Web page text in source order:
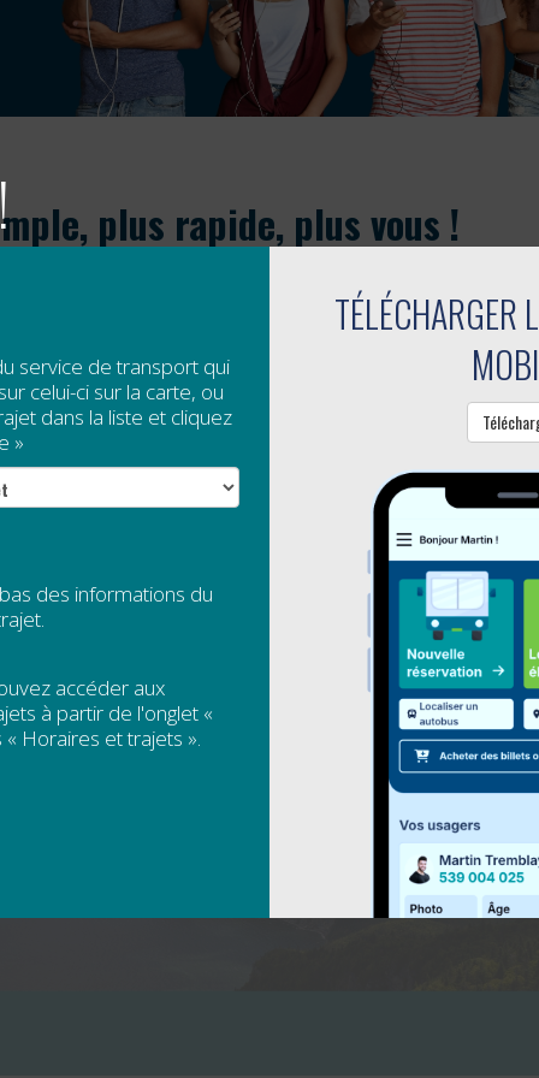
plus rapide, plus vous !
nouvelle application mobile : un outil simple,
DESJARDINS
n'est pas en service pour la
service de transport qui
celui-ci sur la carte, ou
dans la liste et cliquez
»
des informations du
accéder aux
à partir de l'onglet «
Horaires et trajets ».
TÉLÉCHARGER